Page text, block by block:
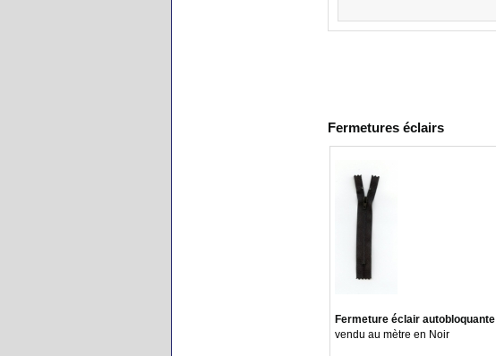
Fermetures éclairs
Fermeture éclair autobloquante
vendu au mètre en Noir